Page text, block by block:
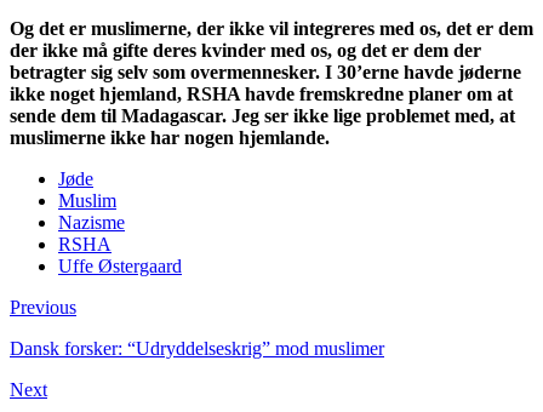
Og det er muslimerne, der ikke vil integreres med os, det er dem
der ikke må gifte deres kvinder med os, og det er dem der
betragter sig selv som overmennesker. I 30’erne havde jøderne
ikke noget hjemland, RSHA havde fremskredne planer om at
sende dem til Madagascar. Jeg ser ikke lige problemet med, at
muslimerne ikke har nogen hjemlande.
Jøde
Muslim
Nazisme
RSHA
Uffe Østergaard
Previous
Dansk forsker: “Udryddelseskrig” mod muslimer
Next